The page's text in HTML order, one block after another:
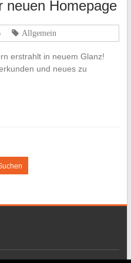
neuen Homepage
Allgemein
erstrahlt in neuem Glanz!
und neues zu